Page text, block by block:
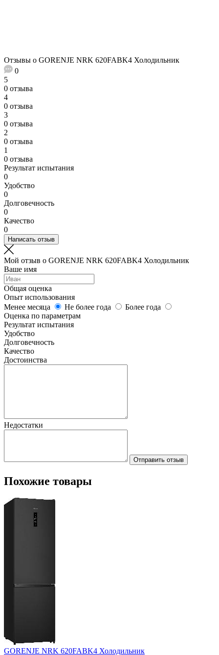
Отзывы о GORENJE NRK 620FABK4 Холодильник
0
5
0 отзыва
4
0 отзыва
3
0 отзыва
2
0 отзыва
1
0 отзыва
Результат испытания
0
Удобство
0
Долговечность
0
Качество
0
Написать отзыв
Мой отзыв о GORENJE NRK 620FABK4 Холодильник
Ваше имя
Общая оценка
Опыт использования
Менее месяца
Не более года
Более года
Оценка по параметрам
Результат испытания
Удобство
Долговечность
Качество
Достоинства
Недостатки
Отправить отзыв
Похожие товары
GORENJE NRK 620FABK4 Холодильник